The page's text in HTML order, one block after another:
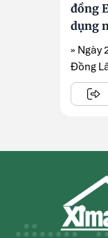
đồng
dụng
sản
» Ngày
Đồng
EPC